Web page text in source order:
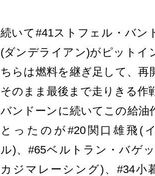
続いて#41ストフェル・バン
(ダンデライアン)がピットイ
ちらは燃料を継ぎ足して、再
そのまま最後まで走りきる作
バンドーンに続いてこの給油
とったのが#20関口雄飛(
ル)、#65ベルトラン・バゲ
カジマレーシング)、#34小